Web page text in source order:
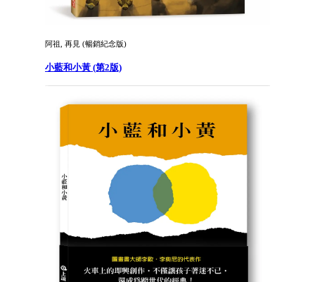
阿祖, 再見 (暢銷紀念版)
小藍和小黃 (第2版)